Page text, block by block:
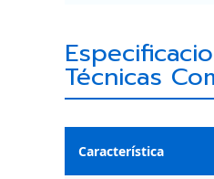
Técnicas
Característica